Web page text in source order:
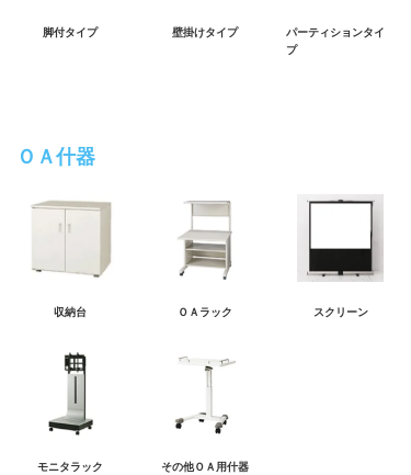
脚付タイプ 壁掛けタイプ
パーティションタイ
プ
ＯＡ什器
収納台 ＯＡラック スクリーン
モニタラック その他ＯＡ用什器